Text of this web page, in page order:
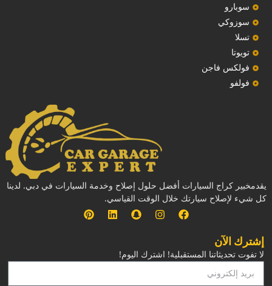
‏سوبارو‏
سوزوكي
تسلا
تويوتا
فولكس فاجن
فولفو
يقدمخبير كراج السيارات أفضل حلول إصلاح وخدمة السيارات في دبي. لدينا
كل شيء لإصلاح سيارتك خلال الوقت القياسي.
إشترك الآن
لا تفوت تحديثاتنا المستقبلية! اشترك اليوم!